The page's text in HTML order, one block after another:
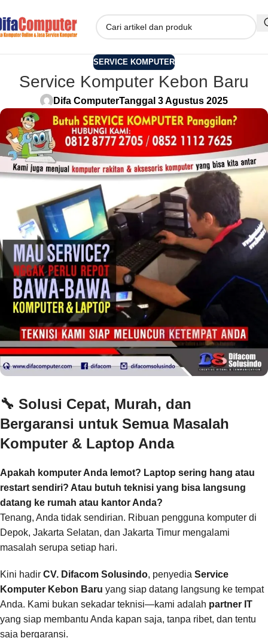
SERVICE KOMPUTER
Service Komputer Kebon Baru
Difa ComputerTanggal 3 Agustus 2025
🔧 Solusi Cepat, Murah, dan
Bergaransi untuk Semua Masalah
Komputer & Laptop Anda
Apakah komputer Anda lemot? Laptop sering hang atau
restart sendiri? Atau butuh teknisi yang bisa langsung
datang ke rumah atau kantor Anda?
Tenang, Anda tidak sendirian. Ribuan pengguna komputer di
Depok, Jakarta Selatan, dan Jakarta Timur mengalami
masalah serupa setiap hari.
Kini hadir CV. Difacom Solusindo, penyedia Service
Komputer Kebon Baru yang siap datang langsung ke tempat
Anda. Kami bukan sekadar teknisi—kami adalah partner IT
yang siap membantu Anda kapan saja, tanpa ribet, dan tentu
saja bergaransi.